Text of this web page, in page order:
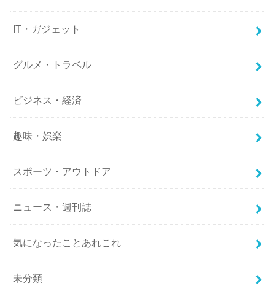
IT・ガジェット
グルメ・トラベル
ビジネス・経済
趣味・娯楽
スポーツ・アウトドア
ニュース・週刊誌
気になったことあれこれ
未分類